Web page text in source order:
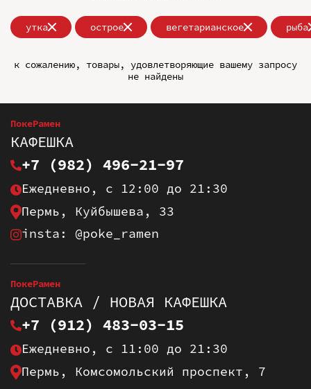
утка острое вегетарианское рыба
к сожалению, товары, удовлетворяющие вашему запросу
не найдены
ПокеРамен
КАФЕШКА
+7 (982) 496-21-97
Ежедневно, с 12:00 до 21:30
Пермь, Куйбышева, 33
insta: @poke_ramen
ПокеРамен
ДОСТАВКА / НОВАЯ КАФЕШКА
+7 (912) 483-03-15
Ежедневно, с 11:00 до 21:30
Пермь, Комсомольский проспект, 7